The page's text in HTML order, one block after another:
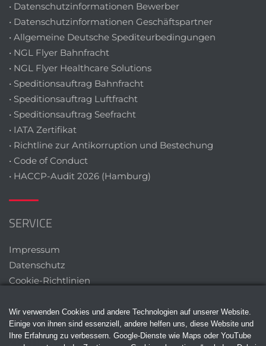
• Datenschutzinformationen Bewerber
• Datenschutzinformationen Geschäftspartner
• Allgemeine Deutsche Spediteurbedingungen
• NGL Flyer Bahnfracht
• NGL Flyer Healthcare Solutions
• Speditionsauftrag Bahnfracht
• Speditionsauftrag Luftfracht
• Speditionsauftrag Seefracht
• IATA Zertifikat
• Richtline zur Antikorruption und Bestechung
• Code of Conduct
• HACCP-Audit 2026 (Hamburg)
SERVICE
Impressum
Datenschutz
Cookie-Richtlinien
ZERTIFIKATE
Wir verwenden Cookies und andere Technologien auf unserer Website.
Einige von ihnen sind essenziell, andere helfen uns, diese Website und
Ihre Erfahrung zu verbessern. Google-Dienste wie Maps oder YouTube